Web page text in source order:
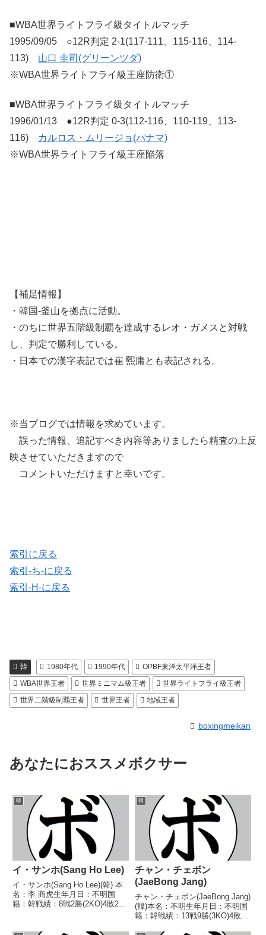
■WBA世界ライトフライ級タイトルマッチ
1995/09/05 ○12R判定 2-1(117-111、115-116、114-
113) 山口 圭司(グリーンツダ)
※WBA世界ライトフライ級王座防衛①
■WBA世界ライトフライ級タイトルマッチ
1996/01/13 ●12R判定 0-3(112-116、110-119、113-
116)
カルロス・ムリージョ(パナマ)
※WBA世界ライトフライ級王座陥落
【補足情報】
・韓国-釜山を拠点に活動。
・のちに世界五階級制覇を達成するレオ・ガメスと対戦
し、判定で勝利している。
・日本での漢字表記では崔 煕庸とも表記される。
※当ブログでは情報を求めています。
誤った情報、追記すべき内容等ありましたら精査の上反
映させていただきますので
コメントいただけますと幸いです。
索引に戻る
索引-ち-に戻る
索引-H-に戻る
韓 1980年代 1990年代
OPBF東洋太平洋王者
WBA世界王者
世界ミニマム級王者
世界ライトフライ級王者
世界二階級制覇王者
世界王者 地域王者
boxingmeikan
あなたにおススメボクサー
韓
イ・サンホ(Sang Ho Lee)
イ・サンホ(Sang Ho Lee)(韓) 本
名：李 商虎生年月日：不明国
籍：韓戦績：8戦2勝(2KO)4敗2
1977/03/27 ●8R判定 (採点不
韓
チャン・チェボン
(JaeBong Jang)
チャン・チェボン(JaeBong Jang)
(韓)本名：不明生年月日：不明国
籍：韓戦績：13戦9勝(3KO)4敗